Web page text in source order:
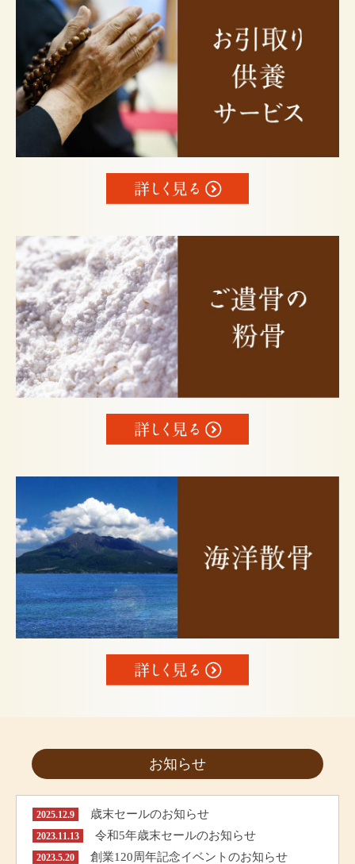
お知らせ
2025.12.9 歳末セールのお知らせ
2023.11.13 令和5年歳末セールのお知らせ
2023.5.20 創業120周年記念イベントのお知らせ